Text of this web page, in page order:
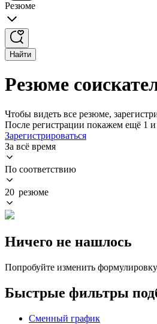
Резюме
Найти
Резюме
Чтобы видеть все резюме,
После регистрации покажем ещё 1
Зарегистрироваться
За всё время
По соответствию
20 резюме
Ничего не нашлось
Попробуйте изменить
Быстрые фильтры
Сменный график